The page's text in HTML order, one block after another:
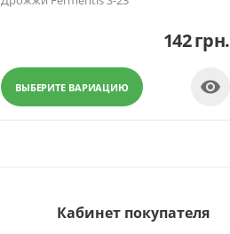
142грн.
ВЫБЕРИТЕ ВАРИАЦИЮ 
Кабинет покупателя